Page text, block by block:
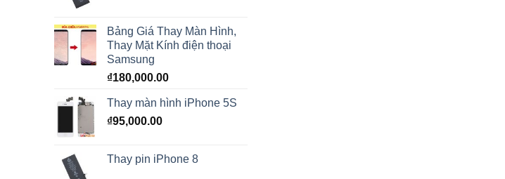
Bảng Giá Thay Màn Hình,
Thay Mặt Kính điện thoại
Samsung
₫180,000.00
Thay màn hình iPhone 5S
₫95,000.00
Thay pin iPhone 8